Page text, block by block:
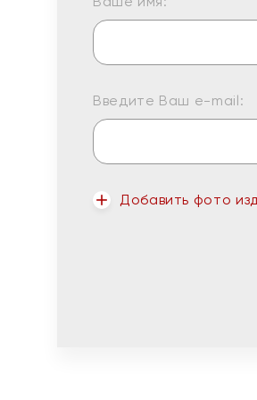
Введите Ваш e-mail:
Добавить фото